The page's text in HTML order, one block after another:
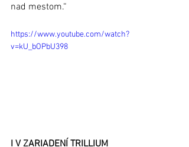
nad mestom.“
https://www.youtube.com/watch?
v=kU_bOPbU398
I V ZARIADENÍ TRILLIUM